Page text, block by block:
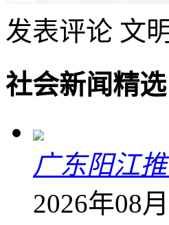
发表评论 文
社会新闻精选
广东阳江
2026年08